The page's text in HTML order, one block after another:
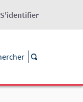
S'identifier